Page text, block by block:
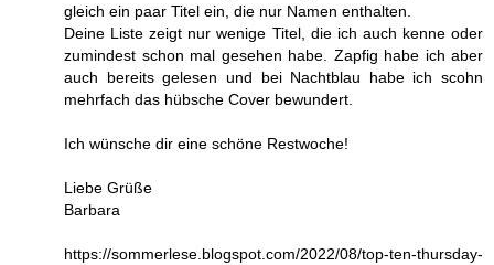
gleich ein paar Titel ein, die nur Namen enthalten.
Deine Liste zeigt nur wenige Titel, die ich auch kenne oder
zumindest schon mal gesehen habe. Zapfig habe ich aber
auch bereits gelesen und bei Nachtblau habe ich scohn
mehrfach das hübsche Cover bewundert.
Ich wünsche dir eine schöne Restwoche!
Liebe Grüße
Barbara
https://sommerlese.blogspot.com/2022/08/top-ten-thursday-